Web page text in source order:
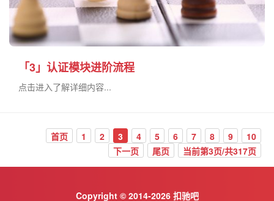
「3」认证模块进阶流程
点击进入了解详细内容...
首页 1 2 3 4 5 6 7 8 9
10
下一页
尾页 当前第3页/共317页
Copyright © 2014-2026 扣驰吧